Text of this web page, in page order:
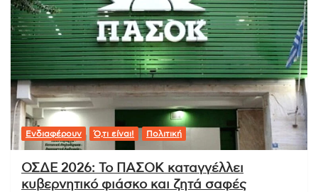
Ενδιαφέρουν Ό,τι είναι! Πολιτική
ΟΣΔΕ 2026: Το ΠΑΣΟΚ καταγγέλλει
κυβερνητικό φιάσκο και ζητά σαφές